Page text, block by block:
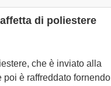
di poliestere
che è inviato alla
è raffreddato fornendo